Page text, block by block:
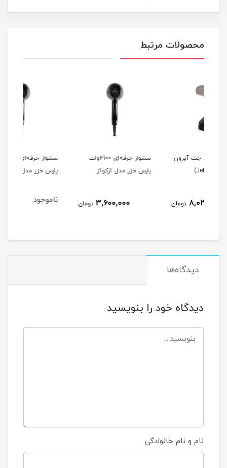
محصولات مرتبط
سشوار حرفه‌ای 2100وات
پارس خزر مدل آرکوآز
3,600,000 تومان
سشوار حرفه‌ای 2500 وات
پارس خزر مدل آرکوآز
ناموجود
دیدگاه‌ها
دیدگاه خود را بنویسید
نام و نام خانوادگی